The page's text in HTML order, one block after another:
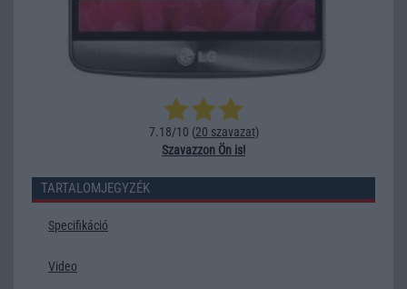
7.18/10 (20 szavazat)
Szavazzon Ön is!
TARTALOMJEGYZÉK
Specifikáció
Video